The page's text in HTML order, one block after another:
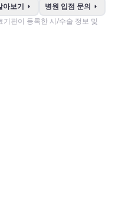
아보기 arrow_right 병원 입점 문의 arrow_right
관이 등록한 시/수술 정보 및